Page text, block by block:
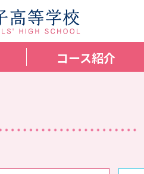
コース紹介